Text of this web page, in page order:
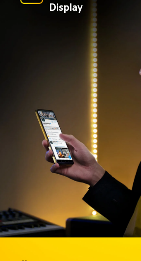
Display